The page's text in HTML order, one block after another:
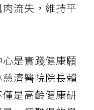
流失，維持平
心是實踐健康願
濟醫院院長賴
是高齡健康研